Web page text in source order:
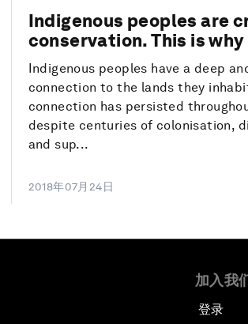
Indigenous peoples are
conservation. This is why
Indigenous peoples have a deep
connection to the lands they
connection has persisted
despite centuries of colonisation,
and sup...
2018年07月24日
加入我
登录